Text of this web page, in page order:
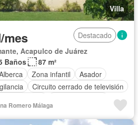
Villa
mes
Destacado
Acapulco de Juárez
Baños
87 m²
Zona infantil
Asador
Circuito cerrado de televisión
Terraza
Vista panorámica
Romero Málaga